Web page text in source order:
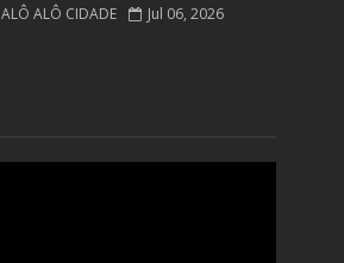
ALÔ ALÔ CIDADE Jul 06, 2026